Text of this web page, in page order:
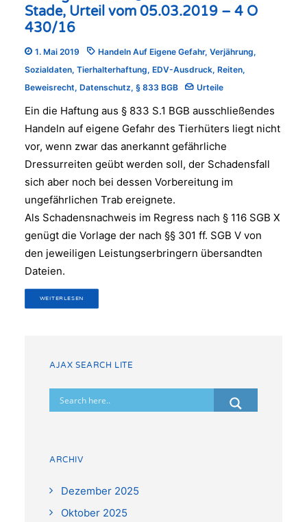
Stade, Urteil vom 05.03.2019 – 4 O
430/16
1. Mai 2019 Handeln Auf Eigene Gefahr, Verjährung,
Sozialdaten, Tierhalterhaftung, EDV-Ausdruck, Reiten,
Beweisrecht, Datenschutz, § 833 BGB Urteile
Ein die Haftung aus § 833 S.1 BGB ausschließendes
Handeln auf eigene Gefahr des Tierhüters liegt nicht
vor, wenn zwar das anerkannt gefährliche
Dressurreiten geübt werden soll, der Schadensfall
sich aber noch bei dessen Vorbereitung im
ungefährlichen Trab ereignete.
Als Schadensnachweis im Regress nach § 116 SGB X
genügt die Vorlage der nach §§ 301 ff. SGB V von
den jeweiligen Leistungserbringern übersandten
Dateien.
WEITERLESEN
AJAX SEARCH LITE
ARCHIV
Dezember 2025
Oktober 2025